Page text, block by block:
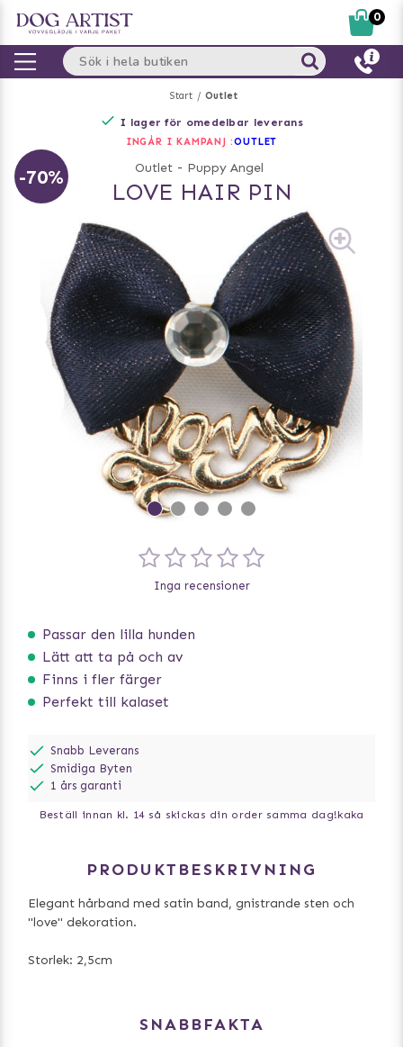
Start Outlet
I lager för omedelbar leverans
INGÅR I KAMPANJ :OUTLET
-70% Outlet - Puppy Angel
LOVE HAIR PIN
Passar den lilla hunden
Lätt att ta på och av
Finns i fler färger
Perfekt till kalaset
Inga recensioner
Snabb Leverans
Smidiga Byten
1 års garanti
Beställ innan kl. 14 så skickas din order samma dag!kaka
PRODUKTBESKRIVNING
Elegant hårband med satin band, gnistrande sten och
"love" dekoration.
Storlek: 2,5cm
SNABBFAKTA
0